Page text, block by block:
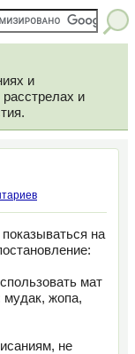
и
и
на
мат
мудак, жопа,
не